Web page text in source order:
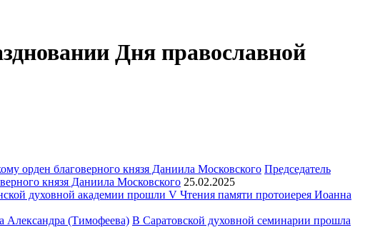
Дня православной
Председатель
князя Даниила Московского 25.02.2025
духовной академии прошли V Чтения памяти протоиерея Иоанна
В Саратовской духовной семинарии прошла